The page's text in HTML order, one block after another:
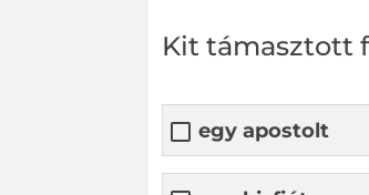
Kit támasztott
egy apostolt